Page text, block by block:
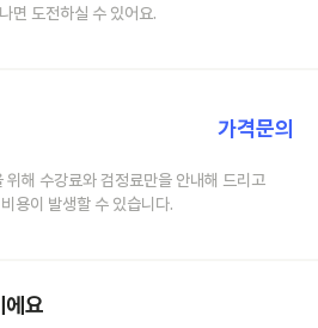
면 도전하실 수 있어요.
가격문의
위해 수강료와 검정료만을 안내해 드리고
용이 발생할 수 있습니다.
에요